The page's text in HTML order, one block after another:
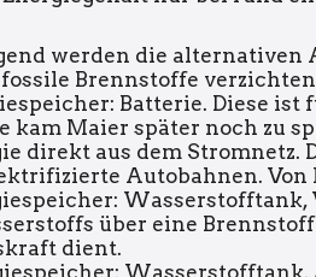
werden die
Brennstoffe
Batterie. Diese
kam Maier später noch zu
direkt aus dem Stromnetz.
Autobahnen.
über eine
dient.